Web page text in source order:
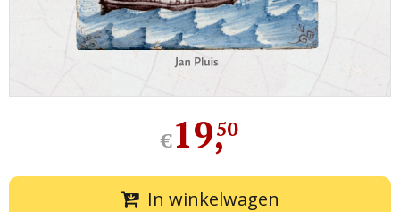
€19,
50
In winkelwagen